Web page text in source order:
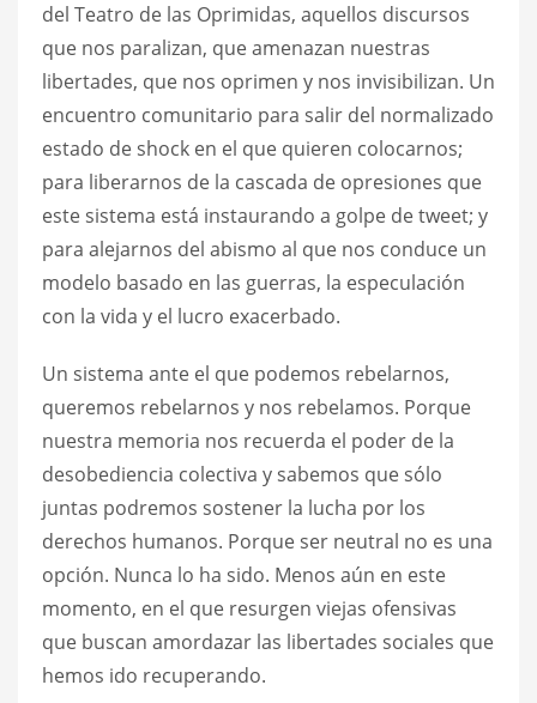
del Teatro de las Oprimidas, aquellos discursos
que nos paralizan, que amenazan nuestras
libertades, que nos oprimen y nos invisibilizan. Un
encuentro comunitario para salir del normalizado
estado de shock en el que quieren colocarnos;
para liberarnos de la cascada de opresiones que
este sistema está instaurando a golpe de tweet; y
para alejarnos del abismo al que nos conduce un
modelo basado en las guerras, la especulación
con la vida y el lucro exacerbado.
Un sistema ante el que podemos rebelarnos,
queremos rebelarnos y nos rebelamos. Porque
nuestra memoria nos recuerda el poder de la
desobediencia colectiva y sabemos que sólo
juntas podremos sostener la lucha por los
derechos humanos. Porque ser neutral no es una
opción. Nunca lo ha sido. Menos aún en este
momento, en el que resurgen viejas ofensivas
que buscan amordazar las libertades sociales que
hemos ido recuperando.